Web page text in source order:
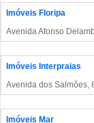
Imóveis Floripa
Avenida Afonso
Imóveis Interpraias
Avenida dos Salmões,
Imóveis Mar